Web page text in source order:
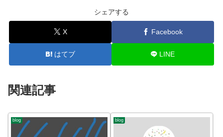
シェアする
X Facebook
はてブ LINE
関連記事
blog blog